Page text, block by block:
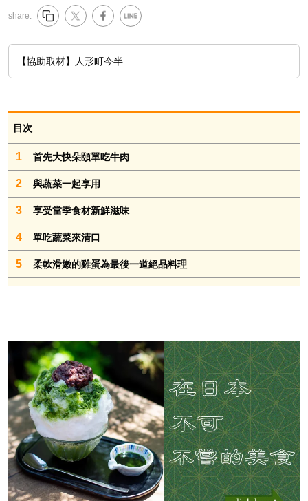
share:
【協助取材】人形町今半
目次
1 首先大快朵頤單吃牛肉
2 與蔬菜一起享用
3 享受當季食材新鮮滋味
4 單吃蔬菜來清口
5 柔軟滑嫩的雞蛋為最後一道絕品料理